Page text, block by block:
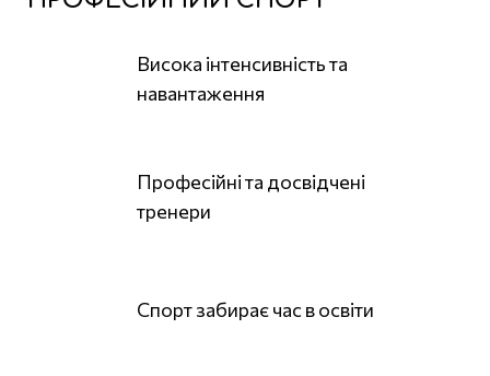
Висока інтенсивність та
навантаження
Професійні та досвідчені
тренери
Спорт забирає час в освіти